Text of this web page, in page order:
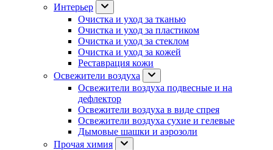
Интерьер
Очистка и уход за тканью
Очистка и уход за пластиком
Очистка и уход за стеклом
Очистка и уход за кожей
Реставрация кожи
Освежители воздуха
Освежители воздуха подвесные и на
дефлектор
Освежители воздуха в виде спрея
Освежители воздуха сухие и гелевые
Дымовые шашки и аэрозоли
Прочая химия